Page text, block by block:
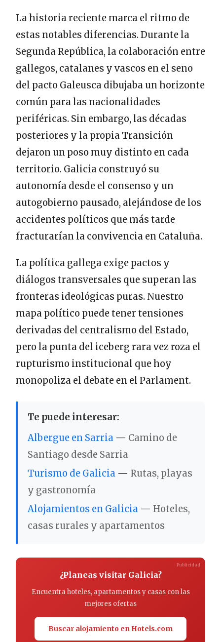
La historia reciente marca el ritmo de
estas notables diferencias. Durante la
Segunda República, la colaboración entre
gallegos, catalanes y vascos en el seno
del pacto Galeusca dibujaba un horizonte
común para las nacionalidades
periféricas. Sin embargo, las décadas
posteriores y la propia Transición
dejaron un poso muy distinto en cada
territorio. Galicia construyó su
autonomía desde el consenso y un
autogobierno pausado, alejándose de los
accidentes políticos que más tarde
fracturarían la convivencia en Cataluña.
La política gallega exige pactos y
diálogos transversales que superan las
fronteras ideológicas puras. Nuestro
mapa político puede tener tensiones
derivadas del centralismo del Estado,
pero la punta del iceberg rara vez roza el
rupturismo institucional que hoy
monopoliza el debate en el Parlament.
Te puede interesar:
Albergue en Sarria — Camino de
Santiago desde Sarria
Turismo de Galicia — Rutas, playas
y gastronomía
Alojamientos en Galicia — Hoteles,
casas rurales y apartamentos
¿Planeas visitar Galicia?
Encuentra hoteles, apartamentos y casas con las
mejores ofertas
Buscar alojamiento en Hotels.com
Publicidad